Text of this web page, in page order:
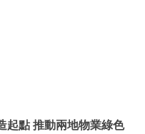
起點 推動兩地物業綠色